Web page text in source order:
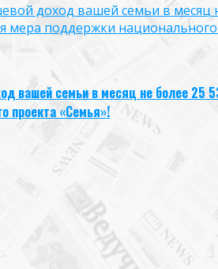
доход вашей семьи в
мера поддержки
вашей семьи в месяц не более 25
проекта «Семья»!